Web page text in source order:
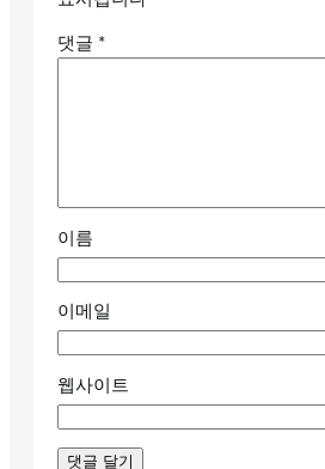
댓글 *
이름
이메일
웹사이트